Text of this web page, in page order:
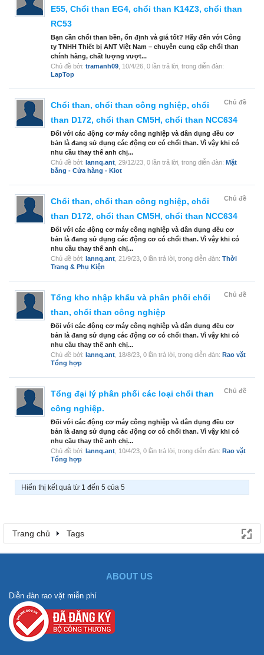
E55, Chổi than EG4, chổi than K14Z3, chổi than
RC53
Bạn cần chổi than bền, ổn định và giá tốt? Hãy đến với Công
ty TNHH Thiết bị ANT Việt Nam – chuyên cung cấp chổi than
chính hãng, chất lượng vượt...
Chủ đề bởi: tramanh09 10/4/26 , 0 lần trả lời, trong diễn đàn:
LapTop
Chủ đề
Chổi than, chổi than công nghiệp, chổi
than D172, chổi than CM5H, chổi than NCC634
Đối với các động cơ máy công nghiệp và dân dụng đều cơ
bản là đang sử dụng các động cơ có chổi than. Vì vậy khi có
nhu cầu thay thế anh chị...
Chủ đề bởi: lannq.ant 29/12/23 , 0 lần trả lời, trong diễn đàn: Mặt
bằng - Cửa hàng - Kiot
Chủ đề
Chổi than, chổi than công nghiệp, chổi
than D172, chổi than CM5H, chổi than NCC634
Đối với các động cơ máy công nghiệp và dân dụng đều cơ
bản là đang sử dụng các động cơ có chổi than. Vì vậy khi có
nhu cầu thay thế anh chị...
Chủ đề bởi: lannq.ant 21/9/23 , 0 lần trả lời, trong diễn đàn: Thời
Trang & Phụ Kiện
Chủ đề
Tổng kho nhập khẩu và phân phối chổi
than, chổi than công nghiệp
Đối với các động cơ máy công nghiệp và dân dụng đều cơ
bản là đang sử dụng các động cơ có chổi than. Vì vậy khi có
nhu cầu thay thế anh chị...
Chủ đề bởi: lannq.ant 18/8/23 , 0 lần trả lời, trong diễn đàn: Rao vặt
Tổng hợp
Chủ đề
Tổng đại lý phân phối các loại chổi than
công nghiệp.
Đối với các động cơ máy công nghiệp và dân dụng đều cơ
bản là đang sử dụng các động cơ có chổi than. Vì vậy khi có
nhu cầu thay thế anh chị...
Chủ đề bởi: lannq.ant 10/4/23 , 0 lần trả lời, trong diễn đàn: Rao vặt
Tổng hợp
Hiển thị kết quả từ 1 đến 5 của 5
Trang chủ Tags
ABOUT US
Diễn đàn rao vặt miễn phí